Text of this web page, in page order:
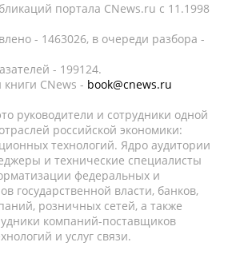
портала CNews.ru c 11.1998
- 1463026, в очереди разбора -
- 199124.
CNews - book@cnews.ru
руководители и сотрудники одной
российской экономики:
технологий. Ядро аудитории
и технические специалисты
федеральных и
государственной власти, банков,
розничных сетей, а также
компаний-поставщиков
и услуг связи.